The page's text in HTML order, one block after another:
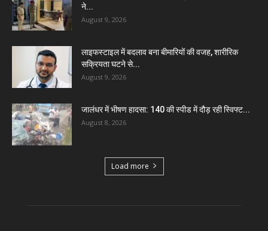
ने...
August 9, 2026
लाइफस्टाइल में बदलाव बना बीमारियों की वजह, शारीरिक
सक्रियता घटने से...
August 9, 2026
जालंधर में भीषण हादसा: 140 की स्पीड में दौड़ रही स्विफ्ट...
August 8, 2026
Load more